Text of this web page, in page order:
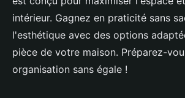
intérieur. Gagnez en praticité sans
l'esthétique avec des options
pièce de votre maison. Préparez-
organisation sans égale !